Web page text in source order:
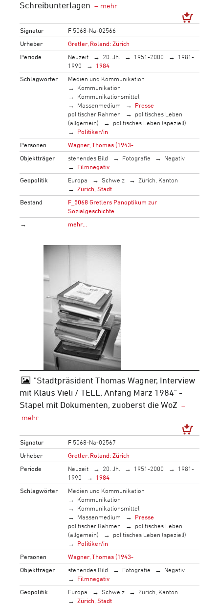
Schreibunterlagen
Signatur
F 5068-Na-02566
Urheber
Gretler, Roland: Zürich
Periode
Neuzeit 20. Jh. 1951-2000
1981-
1990
1984
Schlagwörter
Medien und Kommunikation
Kommunikation
Kommunikationsmittel
Massenmedium
Presse
politischer Rahmen
politisches Leben
(allgemein)
politisches Leben (speziell)
Politiker/in
Personen
Wagner, Thomas (1943-
Objektträger
stehendes Bild Fotografie
Negativ
Filmnegativ
Geopolitik
Europa Schweiz
Zürich, Kanton
Zürich, Stadt
Bestand
F_5068 Gretlers Panoptikum zur
Sozialgeschichte
→
mehr…
"Stadtpräsident Thomas Wagner, Interview
mit Klaus Vieli / TELL, Anfang März 1984" -
Stapel mit Dokumenten, zuoberst die WoZ
Signatur
F 5068-Na-02567
Urheber
Gretler, Roland: Zürich
Periode
Neuzeit 20. Jh. 1951-2000
1981-
1990
1984
Schlagwörter
Medien und Kommunikation
Kommunikation
Kommunikationsmittel
Massenmedium
Presse
politischer Rahmen
politisches Leben
(allgemein)
politisches Leben (speziell)
Politiker/in
Personen
Wagner, Thomas (1943-
Objektträger
stehendes Bild Fotografie
Negativ
Filmnegativ
Geopolitik
Europa Schweiz
Zürich, Kanton
Zürich, Stadt